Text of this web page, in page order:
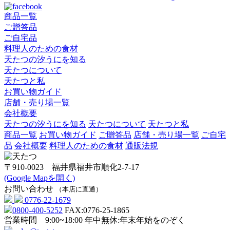
商品一覧
ご贈答品
ご自宅品
料理人のための食材
天たつの汐うにを知る
天たつについて
天たつと私
お買い物ガイド
店舗・売り場一覧
会社概要
天たつの汐うにを知る 天たつについて 天たつと私
商品一覧 お買い物ガイド ご贈答品 店舗・売り場一覧 ご自宅
品 会社概要 料理人のための食材 通販法規
〒910-0023 福井県福井市順化2-7-17
(Google Mapを開く)
お問い合わせ
（本店に直通）
0776-22-1679
0800-400-5252 FAX:0776-25-1865
営業時間 9:00~18:00 年中無休:年末年始をのぞく